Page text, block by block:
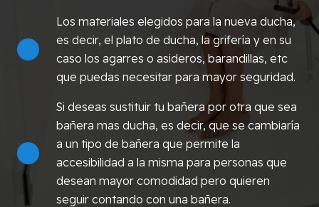
Los materiales elegidos para la nueva ducha,
es decir, el plato de ducha, la grifería y en su
caso los agarres o asideros, barandillas, etc
que puedas necesitar para mayor seguridad.
Si deseas sustituir tu bañera por otra que sea
bañera mas ducha, es decir, que se cambiaría
a un tipo de bañera que permite la
accesibilidad a la misma para personas que
desean mayor comodidad pero quieren
seguir contando con una bañera.